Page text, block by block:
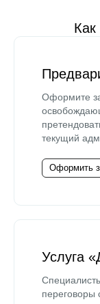
Как
Оформите
текущий
Оформить
Услуга
переговоры